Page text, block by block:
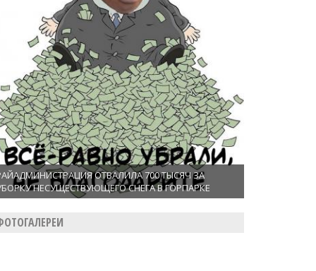
ОТВАЛИЛА 700 ТЫСЯЧ ЗА
НЕСУЩЕСТВУЮЩЕГО СНЕГА В ГОРПАРКЕ